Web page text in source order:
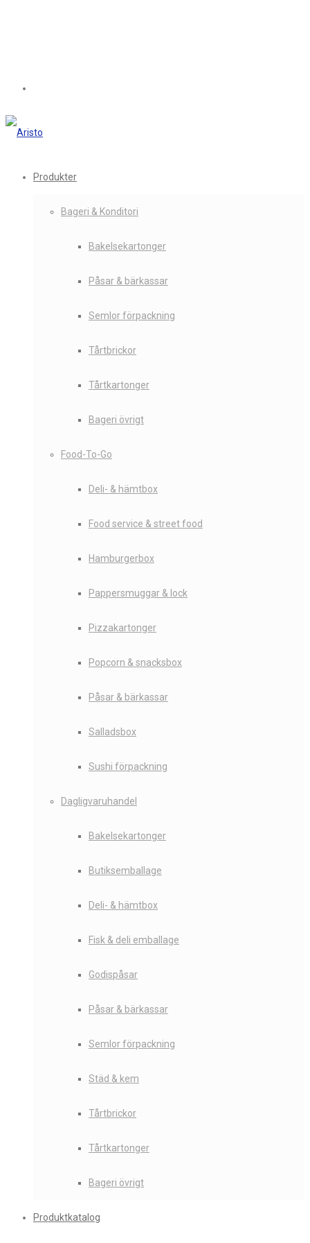
Produkter
Bageri & Konditori
Bakelsekartonger
Påsar & bärkassar
Semlor förpackning
Tårtbrickor
Tårtkartonger
Bageri övrigt
Food-To-Go
Deli- & hämtbox
Food service & street food
Hamburgerbox
Pappersmuggar & lock
Pizzakartonger
Popcorn & snacksbox
Påsar & bärkassar
Salladsbox
Sushi förpackning
Dagligvaruhandel
Bakelsekartonger
Butiksemballage
Deli- & hämtbox
Fisk & deli emballage
Godispåsar
Påsar & bärkassar
Semlor förpackning
Städ & kem
Tårtbrickor
Tårtkartonger
Bageri övrigt
Produktkatalog